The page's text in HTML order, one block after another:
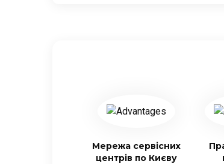
Мережа сервісних
центрів по Києву